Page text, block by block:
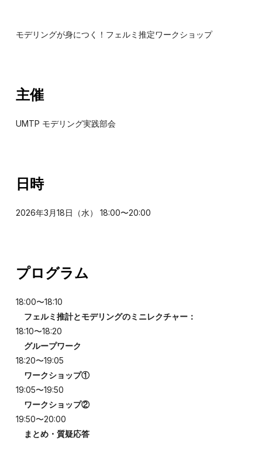
モデリングが身につく！フェルミ推定ワークショップ
主催
UMTP モデリング実践部会
日時
2026年3月18日（水） 18:00〜20:00
プログラム
18:00〜18:10
フェルミ推計とモデリングのミニレクチャー：
18:10〜18:20
グループワーク
18:20〜19:05
ワークショップ①
19:05〜19:50
ワークショップ②
19:50〜20:00
まとめ・質疑応答